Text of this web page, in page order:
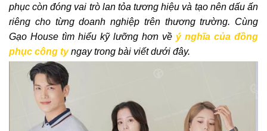
phục còn đóng vai trò lan tỏa tương hiệu và tạo nên dấu ấn
riêng cho từng doanh nghiệp trên thương trường. Cùng
Gạo House tìm hiểu kỹ lưỡng hơn về ý nghĩa của đồng
phục công tyngay trong bài viết dưới đây.